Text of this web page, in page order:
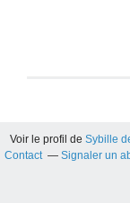
Voir le profil deSybille
Contact
Signaler un